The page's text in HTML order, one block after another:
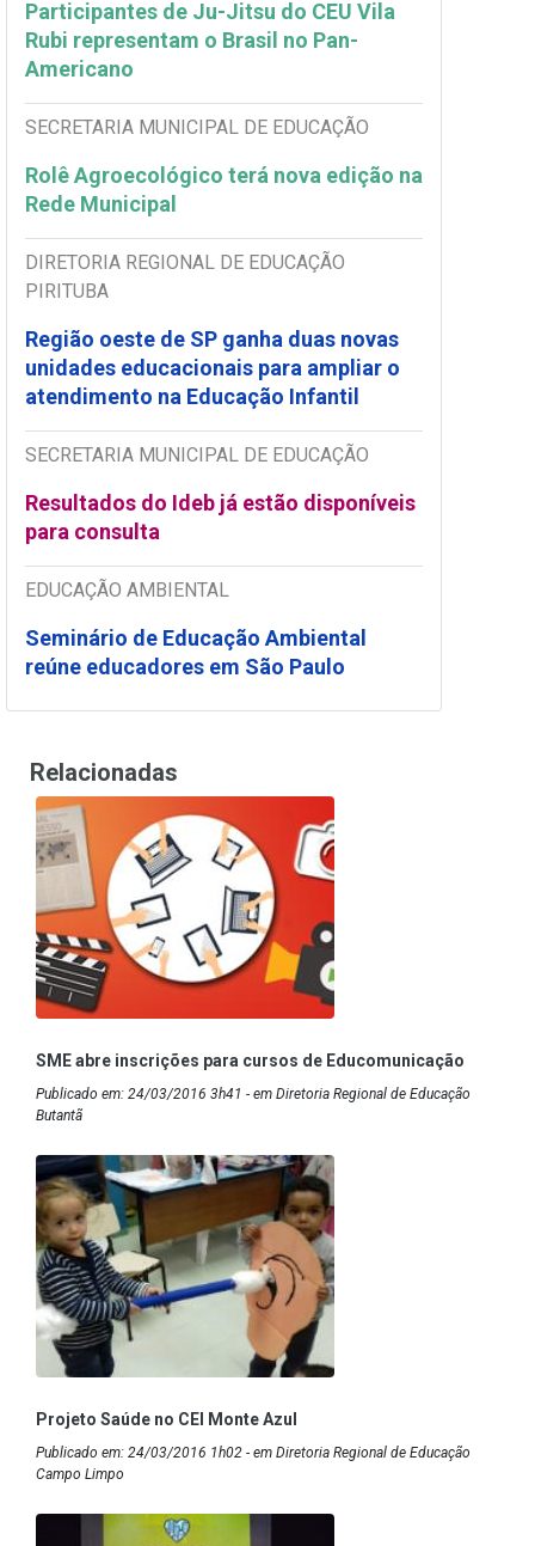
Participantes de Ju-Jitsu do CEU Vila
Rubi representam o Brasil no Pan-
Americano
SECRETARIA MUNICIPAL DE EDUCAÇÃO
Rolê Agroecológico terá nova edição na
Rede Municipal
DIRETORIA REGIONAL DE EDUCAÇÃO
PIRITUBA
Região oeste de SP ganha duas novas
unidades educacionais para ampliar o
atendimento na Educação Infantil
SECRETARIA MUNICIPAL DE EDUCAÇÃO
Resultados do Ideb já estão disponíveis
para consulta
EDUCAÇÃO AMBIENTAL
Seminário de Educação Ambiental
reúne educadores em São Paulo
Relacionadas
SME abre inscrições para cursos de Educomunicação
Publicado em: 24/03/2016 3h41 - em Diretoria Regional de Educação
Butantã
Projeto Saúde no CEI Monte Azul
Publicado em: 24/03/2016 1h02 - em Diretoria Regional de Educação
Campo Limpo